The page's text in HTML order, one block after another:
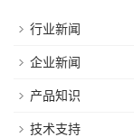
行业新闻
企业新闻
产品知识
技术支持